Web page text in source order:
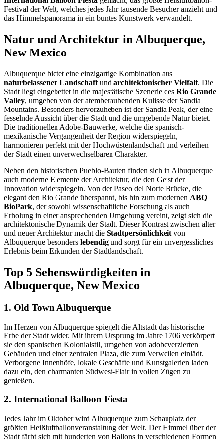
Festival der Welt, welches jedes Jahr tausende Besucher anzieht und
das Himmelspanorama in ein buntes Kunstwerk verwandelt.
Natur und Architektur in Albuquerque,
New Mexico
Albuquerque bietet eine einzigartige Kombination aus
naturbelassener Landschaft und architektonischer Vielfalt. Die
Stadt liegt eingebettet in die majestätische Szenerie des Rio Grande
Valley, umgeben von der atemberaubenden Kulisse der Sandia
Mountains. Besonders hervorzuheben ist der Sandia Peak, der eine
fesselnde Aussicht über die Stadt und die umgebende Natur bietet.
Die traditionellen Adobe-Bauwerke, welche die spanisch-
mexikanische Vergangenheit der Region widerspiegeln,
harmonieren perfekt mit der Hochwüstenlandschaft und verleihen
der Stadt einen unverwechselbaren Charakter.
Neben den historischen Pueblo-Bauten finden sich in Albuquerque
auch moderne Elemente der Architektur, die den Geist der
Innovation widerspiegeln. Von der Paseo del Norte Brücke, die
elegant den Rio Grande überspannt, bis hin zum modernen ABQ
BioPark, der sowohl wissenschaftliche Forschung als auch
Erholung in einer ansprechenden Umgebung vereint, zeigt sich die
architektonische Dynamik der Stadt. Dieser Kontrast zwischen alter
und neuer Architektur macht die Stadtpersönlichkeit von
Albuquerque besonders lebendig und sorgt für ein unvergessliches
Erlebnis beim Erkunden der Stadtlandschaft.
Top 5 Sehenswürdigkeiten in
Albuquerque, New Mexico
1. Old Town Albuquerque
Im Herzen von Albuquerque spiegelt die Altstadt das historische
Erbe der Stadt wider. Mit ihrem Ursprung im Jahre 1706 verkörpert
sie den spanischen Kolonialstil, umgeben von adobeverzierten
Gebäuden und einer zentralen Plaza, die zum Verweilen einlädt.
Verborgene Innenhöfe, lokale Geschäfte und Kunstgalerien laden
dazu ein, den charmanten Südwest-Flair in vollen Zügen zu
genießen.
2. International Balloon Fiesta
Jedes Jahr im Oktober wird Albuquerque zum Schauplatz der
größten Heißluftballonveranstaltung der Welt. Der Himmel über der
Stadt färbt sich mit hunderten von Ballons in verschiedenen Formen